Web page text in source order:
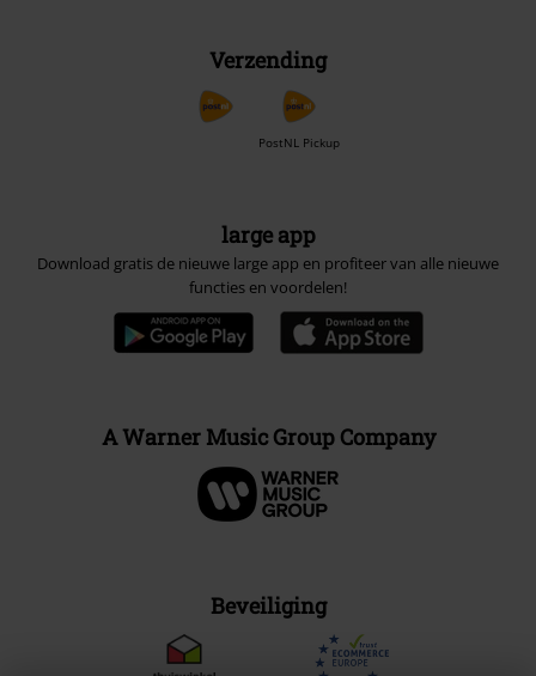
Verzending
PostNL Pickup
large app
Download gratis de nieuwe large app en profiteer van alle nieuwe
functies en voordelen!
A Warner Music Group Company
Beveiliging